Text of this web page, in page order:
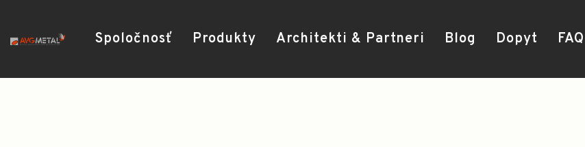
Spoločnosť Produkty Architekti & Partneri Blog Dopyt FAQ